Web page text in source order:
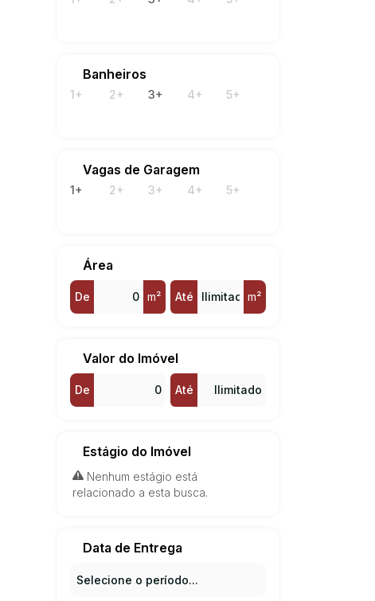
Banheiros
1+ 2+ 3+ 4+ 5+
Vagas de Garagem
1+ 2+ 3+ 4+ 5+
Área
De m² Até m²
Valor do Imóvel
De Até
Estágio do Imóvel
Nenhum estágio está
relacionado a esta busca.
Data de Entrega